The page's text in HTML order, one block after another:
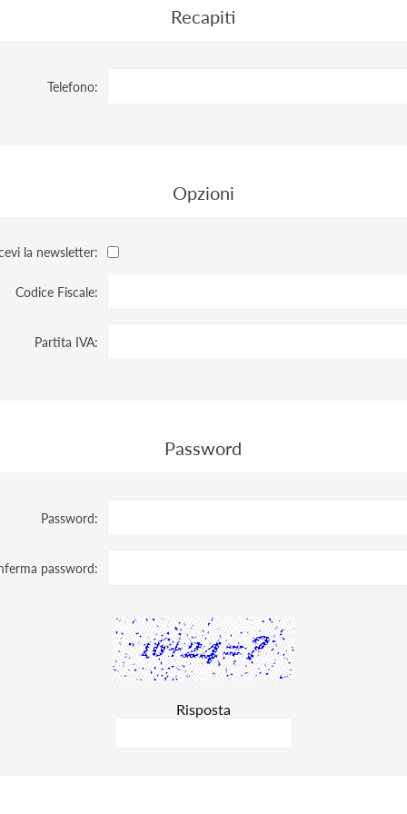
Recapiti
Telefono:
Opzioni
la newsletter:
Codice Fiscale:
Partita IVA:
Password
Password:
password:
Risposta